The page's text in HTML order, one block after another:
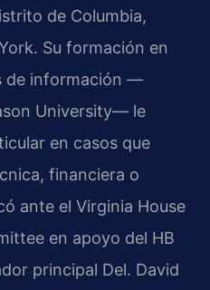
de Columbia,
Su formación en
de información —
University— le
en casos que
financiera o
ante el Virginia House
en apoyo del HB
principal Del. David